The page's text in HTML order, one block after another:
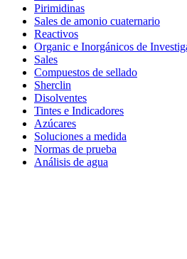
Pirimidinas
Sales de amonio cuaternario
Reactivos
Organic e Inorgánicos de
Sales
Compuestos de sellado
Sherclin
Disolventes
Tintes e Indicadores
Azúcares
Soluciones a medida
Normas de prueba
Análisis de agua